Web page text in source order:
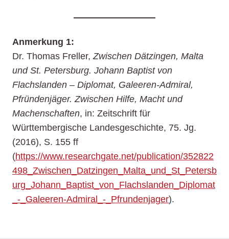
Anmerkung 1:
Dr. Thomas Freller,Zwischen Dätzingen, Malta
und St. Petersburg. Johann Baptist von
Flachslanden – Diplomat, Galeeren-Admiral,
Pfründenjäger. Zwischen Hilfe, Macht und
Machenschaften, in: Zeitschrift für
Württembergische Landesgeschichte, 75. Jg.
(2016), S. 155 ff
(https://www.researchgate.net/publication/352822
498_Zwischen_Datzingen_Malta_und_St_Petersb
urg_Johann_Baptist_von_Flachslanden_Diplomat
_-_Galeeren-Admiral_-_Pfrundenjager).